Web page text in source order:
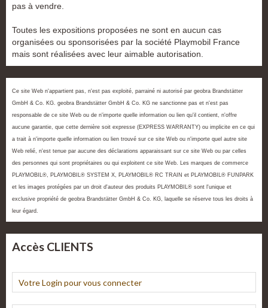
pas à vendre.
Toutes les expositions proposées ne sont en aucun cas
organisées ou sponsorisées par la société Playmobil France
mais sont réalisées avec leur aimable autorisation.
Ce site Web n'appartient pas, n'est pas exploité, parrainé ni autorisé par geobra Brandstätter
GmbH & Co. KG. geobra Brandstätter GmbH & Co. KG ne sanctionne pas et n'est pas
responsable de ce site Web ou de n'importe quelle information ou lien qu'il contient, n'offre
aucune garantie, que cette dernière soit expresse (EXPRESS WARRANTY) ou implicite en ce qui
a trait à n'importe quelle information ou lien trouvé sur ce site Web ou n'importe quel autre site
Web relié, n'est tenue par aucune des déclarations apparaissant sur ce site Web ou par celles
des personnes qui sont propriétaires ou qui exploitent ce site Web. Les marques de commerce
PLAYMOBIL®, PLAYMOBIL® SYSTEM X, PLAYMOBIL® RC TRAIN et PLAYMOBIL® FUNPARK
et les images protégées par un droit d'auteur des produits PLAYMOBIL® sont l'unique et
exclusive propriété de geobra Brandstätter GmbH & Co. KG, laquelle se réserve tous les droits à
leur égard.
Accès CLIENTS